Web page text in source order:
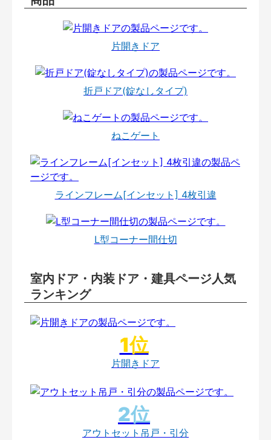
片開きドア
折戸ドア(錠なしタイプ)
ねこゲート
ラインフレーム[インセット] 4枚引違
L型コーナー間仕切
室内ドア・内装ドア・建具ページ人気
ランキング
片開きドア
アウトセット吊戸・引分